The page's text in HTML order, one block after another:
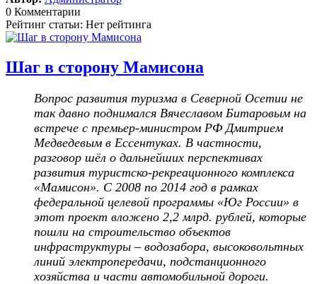
0 Комментарии
Рейтинг статьи: Нет рейтинга
Шаг в сторону Мамисона
Вопрос развития туризма в Северной Осетии не
так давно поднимался Вячеславом Битаровым на
встрече с премьер-министром РФ Дмитрием
Медведевым в Ессентуках. В частности,
разговор шёл о дальнейших перспективах
развития туристско-рекреационного комплекса
«Мамисон». С 2008 по 2014 год в рамках
федеральной целевой программы «Юг России» в
этот проект вложено 2,2 млрд. рублей, которые
пошли на строительство объектов
инфраструктуры – водозабора, высоковольтных
линий электропередачи, подстанционного
хозяйства и части автомобильной дороги.